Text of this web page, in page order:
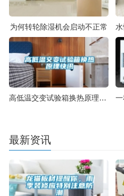
为何转轮除湿机会启动不正常
高低温交变试验箱换热原理快讯
最新资讯